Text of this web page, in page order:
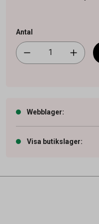
Antal
Webblager:
Visa butikslager: